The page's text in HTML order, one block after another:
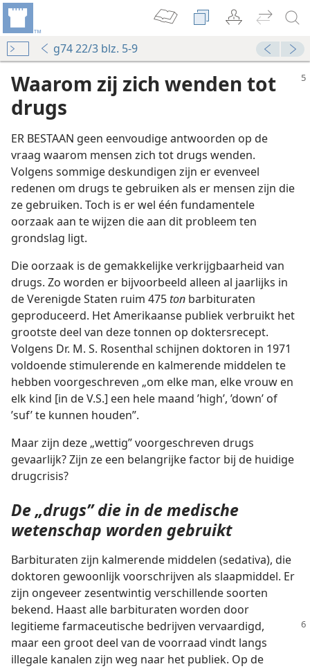
g74 22/3 blz. 5-9
Waarom zij zich wenden tot
drugs
ER BESTAAN geen eenvoudige antwoorden op de
vraag waarom mensen zich tot drugs wenden.
Volgens sommige deskundigen zijn er evenveel
redenen om drugs te gebruiken als er mensen zijn die
ze gebruiken. Toch is er wel één fundamentele
oorzaak aan te wijzen die aan dit probleem ten
grondslag ligt.
Die oorzaak is de gemakkelijke verkrijgbaarheid van
drugs. Zo worden er bijvoorbeeld alleen al jaarlijks in
de Verenigde Staten ruim 475 ton barbituraten
geproduceerd. Het Amerikaanse publiek verbruikt het
grootste deel van deze tonnen op doktersrecept.
Volgens Dr. M. S. Rosenthal schijnen doktoren in 1971
voldoende stimulerende en kalmerende middelen te
hebben voorgeschreven „om elke man, elke vrouw en
elk kind [in de V.S.] een hele maand ’high’, ’down’ of
’suf’ te kunnen houden”.
Maar zijn deze „wettig” voorgeschreven drugs
gevaarlijk? Zijn ze een belangrijke factor bij de huidige
drugcrisis?
De „drugs” die in de medische
wetenschap worden gebruikt
Barbituraten zijn kalmerende middelen (sedativa), die
doktoren gewoonlijk voorschrijven als slaapmiddel. Er
zijn ongeveer zesentwintig verschillende soorten
bekend. Haast alle barbituraten worden door
legitiemefarmaceutische bedrijven vervaardigd,
maar een groot deel van de voorraad vindt langs
illegale kanalen zijn weg naar het publiek. Op de